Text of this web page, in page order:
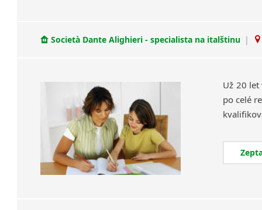
Società Dante Alighieri - specialista na italštinu |
Už 20 let
po celé